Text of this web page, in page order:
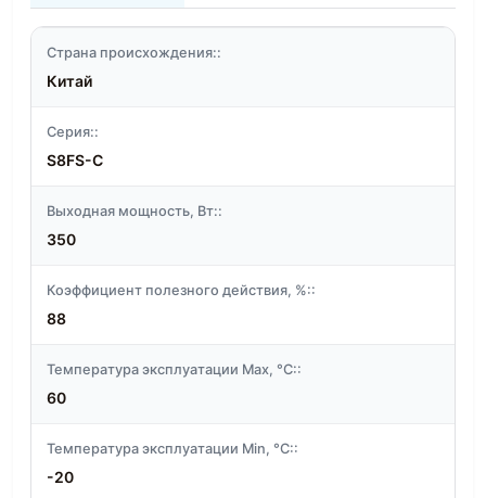
Страна происхождения::
Китай
Серия::
S8FS-C
Выходная мощность, Вт::
350
Коэффициент полезного действия, %::
88
Температура эксплуатации Max, °C::
60
Температура эксплуатации Min, °C::
-20